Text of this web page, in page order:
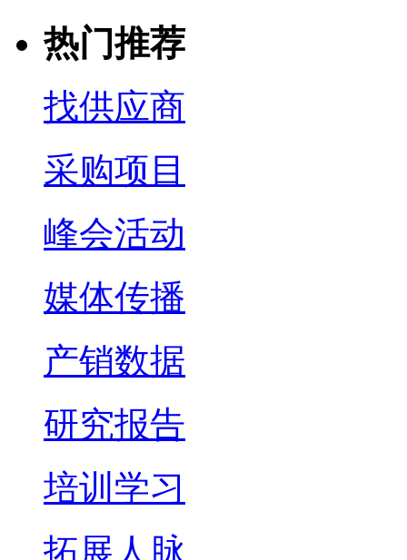
热门推荐
找供应商
采购项目
峰会活动
媒体传播
产销数据
研究报告
培训学习
拓展人脉